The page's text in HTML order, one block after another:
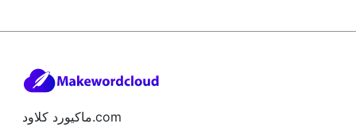
ماكيورد كلاود.com